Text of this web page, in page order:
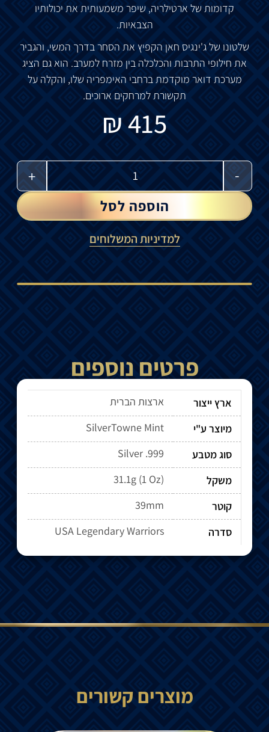
קדומות של ארטילריה, שיפר משמעותית את יכולותיו
הצבאיות.
שלטונו שלג'ינגיס חאן הקפיץ את הסחרבדרך המשי, והגביר
את חילופי התרבות והכלכלה בין מזרח למערב. הואגם הציג
מערכת דואר מוקדמתברחבי האימפריה שלו, והקלה על
תקשורתלמרחקים ארוכים.
415
₪
-
+
הוספה לסל
למדיניות המשלוחים
פרטים נוספים
ארץ ייצור
ארצות הברית
מיוצר ע"י
SilverTowne Mint
סוג מטבע
Silver .999
משקל
31.1g (1 Oz)
קוטר
39mm
סדרה
USA Legendary Warriors
מוצרים קשורים